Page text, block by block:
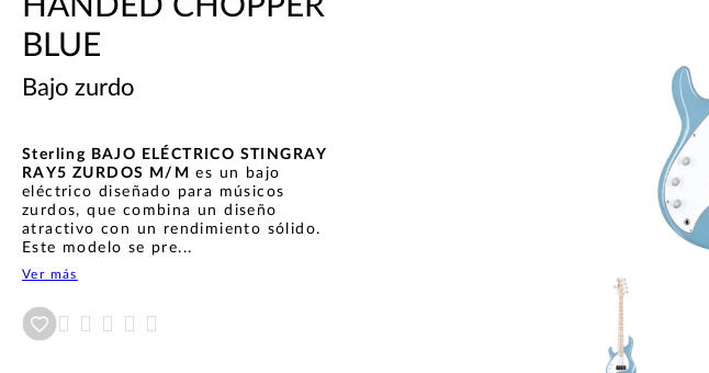
HANDED CHOPPER
BLUE
Bajo zurdo
Sterling BAJO ELÉCTRICO STINGRAY
RAY5 ZURDOS M/M es un bajo
eléctrico diseñado para músicos
zurdos, que combina un diseño
atractivo con un rendimiento sólido.
Este modelo se pre...
Ver más